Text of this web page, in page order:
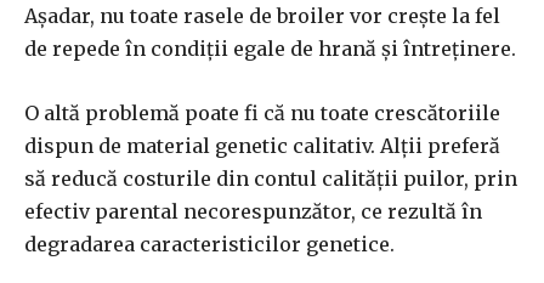
Așadar, nu toate rasele de broiler vor crește la fel
de repede în condiții egale de hrană și întreținere.
O altă problemă poate fi că nu toate crescătoriile
dispun de material genetic calitativ. Alții preferă
să reducă costurile din contul calității puilor, prin
efectiv parental necorespunzător, ce rezultă în
degradarea caracteristicilor genetice.